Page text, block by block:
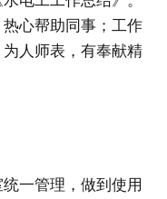
心帮助同事；工作
人师表，有奉献精
一管理，做到使用